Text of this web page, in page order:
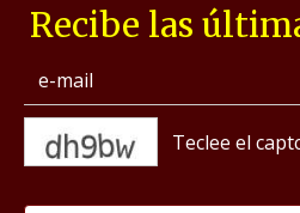
Recibe las